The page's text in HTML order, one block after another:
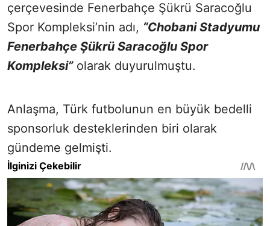
çerçevesinde Fenerbahçe Şükrü Saracoğlu
Spor Kompleksi’nin adı, “Chobani Stadyumu
Fenerbahçe Şükrü Saracoğlu Spor
Kompleksi”olarak duyurulmuştu.
Anlaşma, Türk futbolunun en büyük bedelli
sponsorluk desteklerinden biri olarak
gündeme gelmişti.